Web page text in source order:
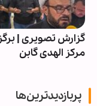
گزارش تصویری |
مرکز الهدی گابن
پربازدیدترین‌ها